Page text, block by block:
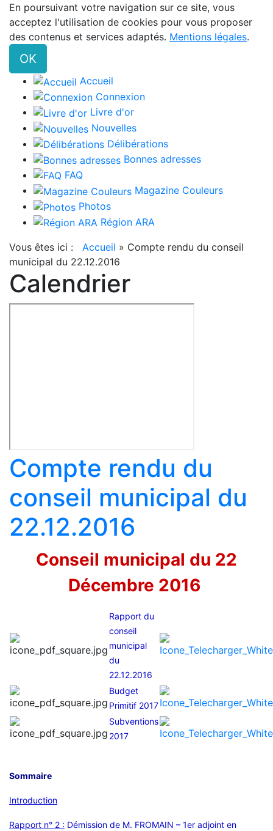
En poursuivant votre navigation sur ce site, vous
acceptez l'utilisation de cookies pour vous proposer
des contenus et services adaptés. Mentions légales.
OK
Accueil
Connexion
Livre d'or
Nouvelles
Délibérations
Bonnes adresses
FAQ
Magazine Couleurs
Photos
Région ARA
Vous êtes ici : Accueil » Compte rendu du conseil
municipal du 22.12.2016
Calendrier
Compte rendu du
conseil municipal du
22.12.2016
Conseil municipal du 22
Décembre 2016
Rapport du
conseil
municipal
du
22.12.2016
Budget
Primitif 2017
Subventions
2017
Sommaire
Introduction
Rapport n° 2 : Démission de M. FROMAIN – 1er adjoint en